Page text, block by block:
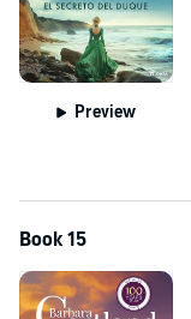
Preview
Book 15